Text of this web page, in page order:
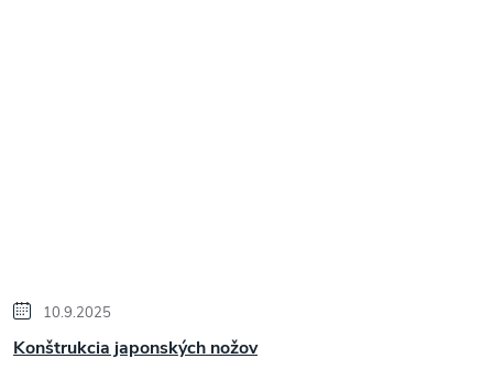
10.9.2025
Konštrukcia japonských nožov